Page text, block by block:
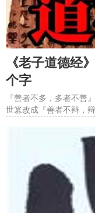
《老子道德经
个字
『善者不多，多者不善
世篡改成『善者不辩，
人不善，多为的人不善
目了然？&#8203;其实